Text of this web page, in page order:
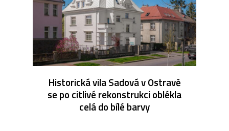
Historická vila Sadová v Ostravě
se po citlivé rekonstrukci oblékla
celá do bílé barvy